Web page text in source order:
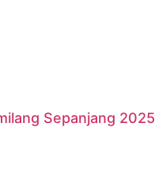
Sepanjang 2025